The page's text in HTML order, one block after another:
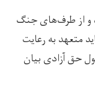
و از طرف‌های جنگ
متعهد به رعایت
حق آزادی بیان